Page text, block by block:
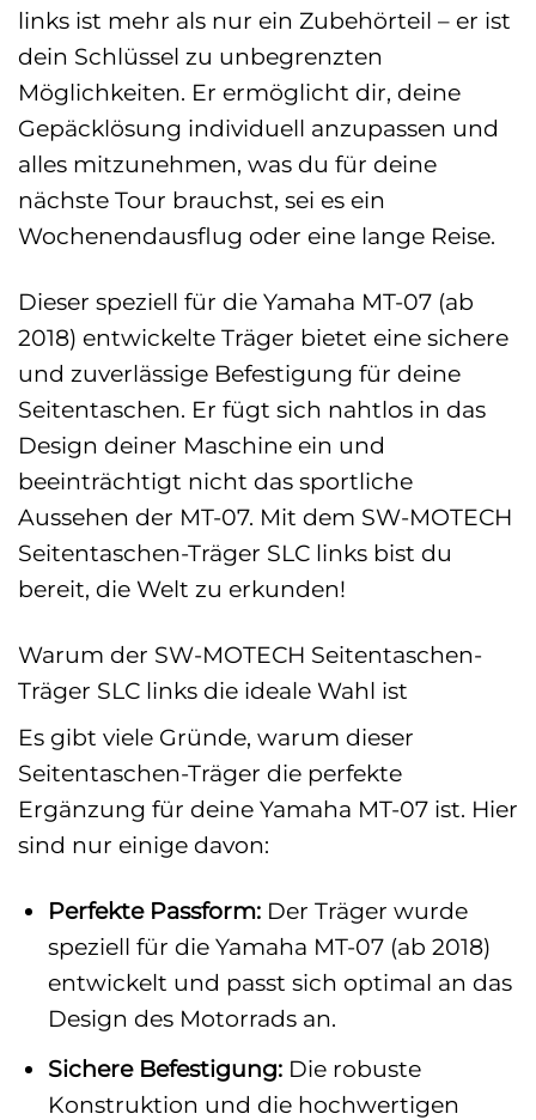
links ist mehr als nur ein Zubehörteil – er ist
dein Schlüssel zu unbegrenzten
Möglichkeiten. Er ermöglicht dir, deine
Gepäcklösung individuell anzupassen und
alles mitzunehmen, was du für deine
nächste Tour brauchst, sei es ein
Wochenendausflug oder eine lange Reise.
Dieser speziell für die Yamaha MT-07 (ab
2018) entwickelte Träger bietet eine sichere
und zuverlässige Befestigung für deine
Seitentaschen. Er fügt sich nahtlos in das
Design deiner Maschine ein und
beeinträchtigt nicht das sportliche
Aussehen der MT-07. Mit dem SW-MOTECH
Seitentaschen-Träger SLC links bist du
bereit, die Welt zu erkunden!
Warum der SW-MOTECH Seitentaschen-
Träger SLC links die ideale Wahl ist
Es gibt viele Gründe, warum dieser
Seitentaschen-Träger die perfekte
Ergänzung für deine Yamaha MT-07 ist. Hier
sind nur einige davon:
Perfekte Passform:Der Träger wurde
speziell für die Yamaha MT-07 (ab 2018)
entwickelt und passt sich optimal an das
Design des Motorrads an.
Sichere Befestigung:Die robuste
Konstruktion und die hochwertigen